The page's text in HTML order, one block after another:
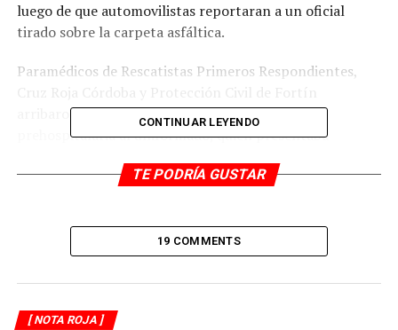
luego de que automovilistas reportaran a un oficial
tirado sobre la carpeta asfáltica.
Paramédicos de Rescatistas Primeros Respondientes,
arribaron al sitio para brindarle atención
prehospitalaria al uniformado, quien presentaba
estatales acordonaron parcialmente la zona para
facilitar las labores de auxilio.
minutos debido a la presencia de unidades de
CONTINUAR LEYENDO
TE PODRÍA GUSTAR
19 COMMENTS
[ NOTA ROJA ]